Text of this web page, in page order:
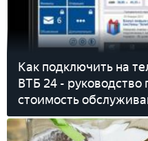
Как подключить на
ВТБ 24 - руководство
стоимость